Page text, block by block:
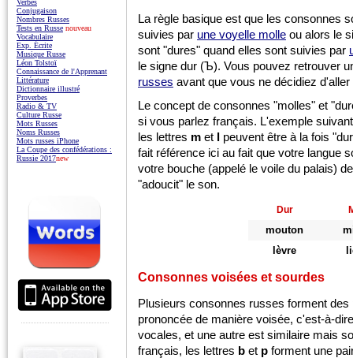
La règle basique est que les consonnes
suivies par une voyelle molle ou alors le
sont "dures" quand elles sont suivies par
le signe dur (Ъ). Vous pouvez retrouver
russes avant que vous ne décidiez d'aller
Le concept de consonnes "molles" et
si vous parlez français. L'exemple
les lettres m et l peuvent être à la fois
fait référence ici au fait que votre langue
votre bouche (appelé le voile du palais)
"adoucit" le son.
Dur
mouton
lèvre
Consonnes voisées et sourdes
Plusieurs consonnes russes forment des
prononcée de manière voisée, c'est-à-
vocales, et une autre est similaire mais
français, les lettres b et p forment une
Verbes
Conjugaison
Nombres Russes
Tests en Russe nouveau
Vocabulaire
Exp. Écrite
Musique Russe
Léon Tolstoï
Connaissance de l'Apprenant
Littérature
Dictionnaire illustré
Proverbes
Radio & TV
Culture Russe
Mots Russes
Noms Russes
Mots russes iPhone
La Coupe des confédérations :
Russie 2017new